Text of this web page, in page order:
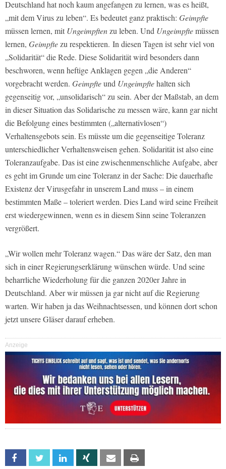
Deutschland hat noch kaum angefangen zu lernen, was es heißt,
„mit dem Virus zu leben“. Es bedeutet ganz praktisch: Geimpfte
müssen lernen, mit Ungeimpftenzu leben. Und Ungeimpftemüssen
lernen, Geimpftezu respektieren. In diesen Tagen ist sehr viel von
„Solidarität“ die Rede. Diese Solidarität wird besonders dann
beschworen, wenn heftige Anklagen gegen „die Anderen“
vorgebracht werden. Geimpfteund Ungeimpftehalten sich
gegenseitig vor, „unsolidarisch“ zu sein. Aber der Maßstab, an dem
in dieser Situation das Solidarische zu messen wäre, kann gar nicht
die Befolgung eines bestimmten („alternativlosen“)
Verhaltensgebots sein. Es müsste um die gegenseitige Toleranz
unterschiedlicher Verhaltensweisen gehen. Solidarität ist also eine
Toleranzaufgabe. Das ist eine zwischenmenschliche Aufgabe, aber
es geht im Grunde um eine Toleranz in der Sache: Die dauerhafte
Existenz der Virusgefahr in unserem Land muss – in einem
bestimmten Maße – toleriert werden. Dies Land wird seine Freiheit
erst wiedergewinnen, wenn es in diesem Sinn seine Toleranzen
vergrößert.
„Wir wollen mehr Toleranz wagen.“ Das wäre der Satz, den man
sich in einer Regierungserklärung wünschen würde. Und seine
beharrliche Wiederholung für die ganzen 2020er Jahre in
Deutschland. Aber wir müssen ja gar nicht auf die Regierung
warten. Wir haben ja das Weihnachtsessen, und können dort schon
jetzt unsere Gläser darauf erheben.
Anzeige
Facebook Twitter Linkedin Xing Email